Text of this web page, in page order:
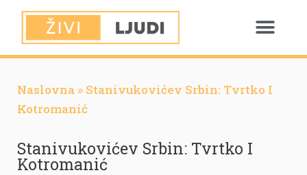
Naslovna » Stanivukovićev Srbin: Tvrtko I
Kotromanić
Stanivukovićev Srbin: Tvrtko I
Kotromanić